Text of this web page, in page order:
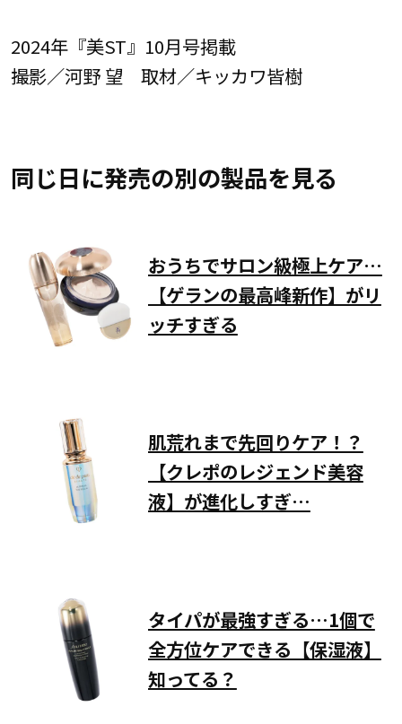
2024年『美ST』10月号掲載
撮影／河野 望 取材／キッカワ皆樹
同じ日に発売の別の製品を見る
おうちでサロン級極上ケア…
【ゲランの最高峰新作】がリ
ッチすぎる
肌荒れまで先回りケア！？
【クレポのレジェンド美容
液】が進化しすぎ…
タイパが最強すぎる…1個で
全方位ケアできる【保湿液】
知ってる？